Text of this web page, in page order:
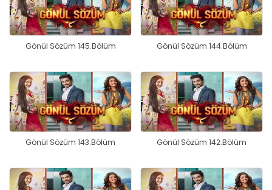
Gönül Sözüm 145.Bölüm Gönül Sözüm 144.Bölüm
Gönül Sözüm 143.Bölüm Gönül Sözüm 142.Bölüm